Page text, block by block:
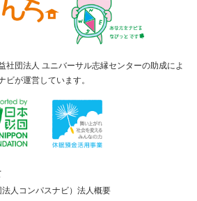
社団法人 ユニバーサル志縁センターの助成によ
ビが運営しています。
人コンパスナビ）法人概要